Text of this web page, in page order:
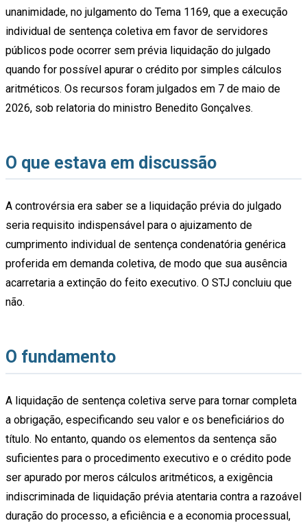
unanimidade, no julgamento do Tema 1169, que a execução
individual de sentença coletiva em favor de servidores
públicos pode ocorrer sem prévia liquidação do julgado
quando for possível apurar o crédito por simples cálculos
aritméticos. Os recursos foram julgados em 7 de maio de
2026, sob relatoria do ministro Benedito Gonçalves.
O que estava em discussão
A controvérsia era saber se a liquidação prévia do julgado
seria requisito indispensável para o ajuizamento de
cumprimento individual de sentença condenatória genérica
proferida em demanda coletiva, de modo que sua ausência
acarretaria a extinção do feito executivo. O STJ concluiu que
não.
O fundamento
A liquidação de sentença coletiva serve para tornar completa
a obrigação, especificando seu valor e os beneficiários do
título. No entanto, quando os elementos da sentença são
suficientes para o procedimento executivo e o crédito pode
ser apurado por meros cálculos aritméticos, a exigência
indiscriminada de liquidação prévia atentaria contra a razoável
duração do processo, a eficiência e a economia processual,